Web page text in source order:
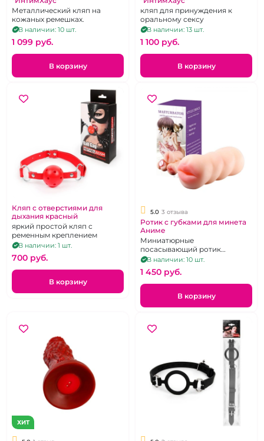
Металлический кляп на
кожаных ремешках.
В наличии: 10 шт.
1 099 pуб.
В корзину
кляп для принуждения к
оральному сексу
В наличии: 13 шт.
1 100 pуб.
В корзину
Кляп с отверстиями для
дыхания красный
яркий простой кляп с
ременным креплением
В наличии: 1 шт.
700 pуб.
В корзину
5.0 3 отзыва
Ротик с губками для минета
Аниме
Миниатюрные
посасывающий ротик
молодой девушки
В наличии: 10 шт.
1 450 pуб.
В корзину
ХИТ